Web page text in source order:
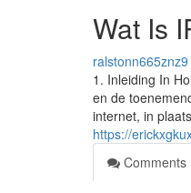
Wat Is
ralstonn665znz9
1. Inleiding In
en de
internet, in
https://
Comments